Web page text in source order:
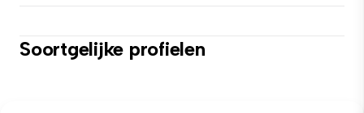
Soortgelijke profielen